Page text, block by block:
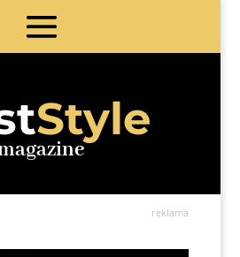
Style
reklama